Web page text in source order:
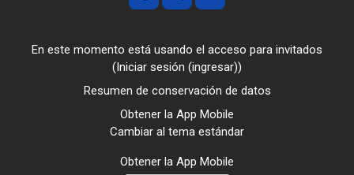
En este momento está usando el acceso para invitados
(Iniciar sesión (ingresar))
Resumen de conservación de datos
Obtener la App Mobile
Cambiar al tema estándar
Obtener la App Mobile